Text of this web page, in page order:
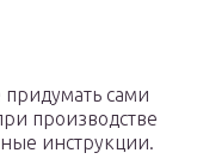
сами
производстве
инструкции.